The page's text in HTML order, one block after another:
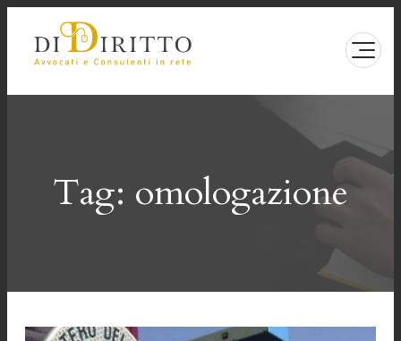
contenuto
Tag: omologazione